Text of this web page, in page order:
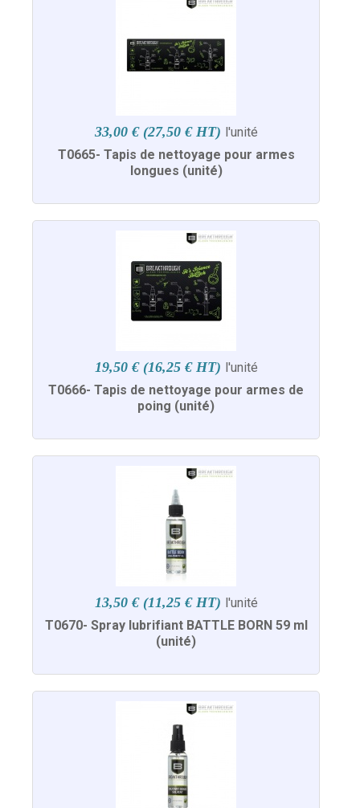
33,00 € (27,50 € HT) l'unité
T0665- Tapis de nettoyage pour armes
longues (unité)
19,50 € (16,25 € HT) l'unité
T0666- Tapis de nettoyage pour armes de
poing (unité)
13,50 € (11,25 € HT) l'unité
T0670- Spray lubrifiant BATTLE BORN 59 ml
(unité)